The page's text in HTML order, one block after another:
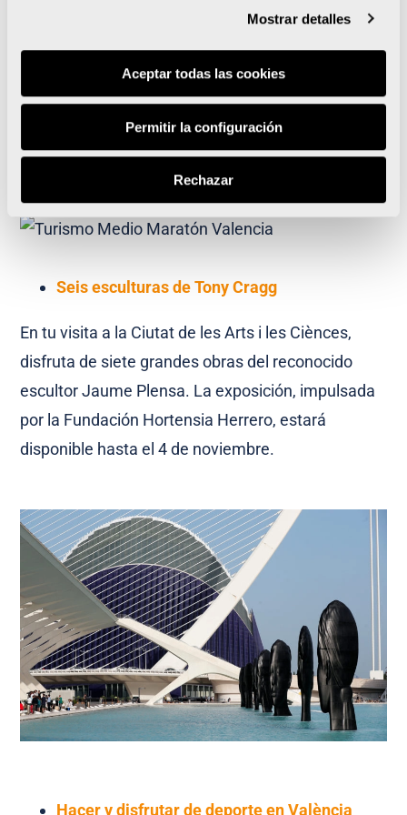
Mostrar detalles
Aceptar todas las cookies
Permitir la configuración
Rechazar
2017 sus puertas como centro de arte con acción
social. El edificio recoge el carácter del legado
histórico y la decoración de la fachada recuerda
los chorros del agua, en relación con la actividad
https://g.page/BombasGens?share
Seis esculturas de Tony Cragg
En tu visita a la Ciutat de les Arts i les Ciènces,
disfruta de siete grandes obras del reconocido
escultor Jaume Plensa. La exposición, impulsada
por la Fundación Hortensia Herrero, estará
disponible hasta el 4 de noviembre.
Hacer y disfrutar de deporte en València